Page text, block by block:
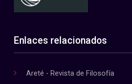
Enlaces relacionados
Areté - Revista de Filosofía